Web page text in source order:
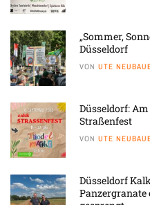
„Sommer,
Düsseldorf
VON UTE
Düsseldorf:
Straßenfest
VON UTE
Düsseldorf